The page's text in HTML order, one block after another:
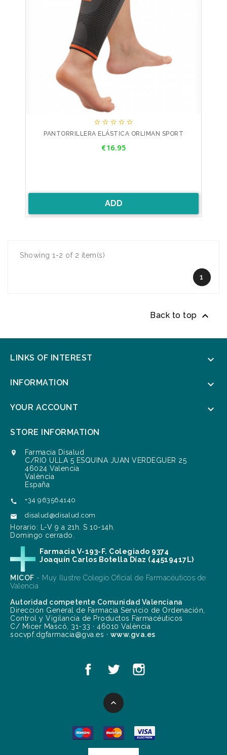
    
PANTORRILLERA ELÁSTICA ORLIMAN SPORT
€16.95
ADD
Showing 1-2 of 2 item(s)
1
Back to top 
LINKS OF INTEREST 
INFORMATION 
YOUR ACCOUNT 
STORE INFORMATION

Farmacia Disalud
C/RIO ULLA 5 ESQUINA JUAN VERDEGUER 25
46024 Valencia
València
España
 +34 963564140
 disalud@disalud.com
Horario: L-V 9 a 21h. S 10-14h.
Domingo cerrado.
Farmacia V-193-F. Colegiado 9374
Joaquín Carlos Botella Díaz (44519417L)
MICOF - Muy Ilustre Colegio Oficial de Farmacéuticos de
Valencia
Autoridad competente Comunidad Valenciana
Dirección General de Farmacia Servicio de Ordenación,
Control y Vigilancia de Productos Farmacéuticos
C/ Micer Mascó, 31-33 · 46010 València
socvpf.dgfarmacia@gva.es · www.gva.es
